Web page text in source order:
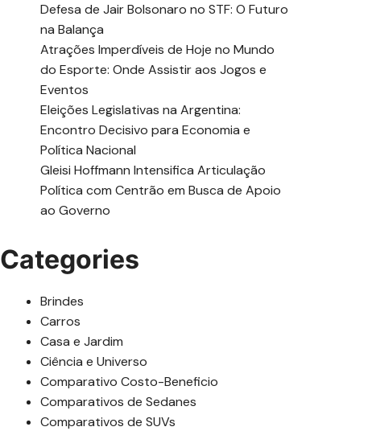
Defesa de Jair Bolsonaro no STF: O Futuro
na Balança
Atrações Imperdíveis de Hoje no Mundo
do Esporte: Onde Assistir aos Jogos e
Eventos
Eleições Legislativas na Argentina:
Encontro Decisivo para Economia e
Política Nacional
Gleisi Hoffmann Intensifica Articulação
Política com Centrão em Busca de Apoio
ao Governo
Categories
Brindes
Carros
Casa e Jardim
Ciência e Universo
Comparativo Costo-Beneficio
Comparativos de Sedanes
Comparativos de SUVs